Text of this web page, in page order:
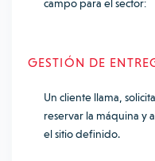
campo para el sector:
GESTIÓN DE
Un cliente llama,
reservar la máquina y
el sitio definido.